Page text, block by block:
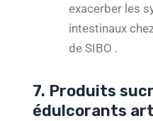
exacerber les
intestinaux
de SIBO .
7. Produits
édulcorants